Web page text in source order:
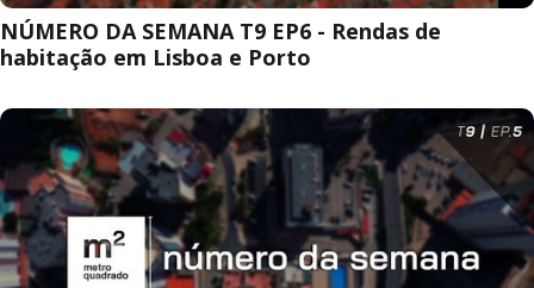
NÚMERO DA SEMANA T9 EP6 - Rendas de
habitação em Lisboa e Porto